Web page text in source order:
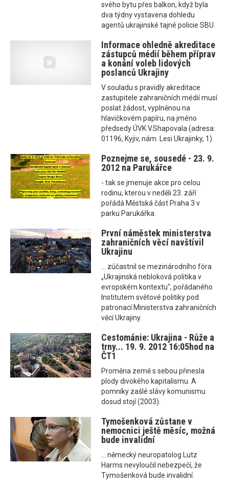
svého bytu přes balkon, když byla
dva týdny vystavena dohledu
agentů ukrajinské tajné policie SBU.
Informace ohledně akreditace
zástupců médií během příprav
a konání voleb lidových
poslanců Ukrajiny
V souladu s pravidly akreditace
zastupitele zahraničních médií musí
poslat žádost, vyplněnou na
hlavičkovém papíru, na jméno
předsedy ÚVK V.Shapovala (adresa:
01196, Kyjiv, nám. Lesi Ukrajinky, 1).
Poznejme se, sousedé - 23. 9.
2012 na Parukářce
- tak se jmenuje akce pro celou
rodinu, kterou v neděli 23. září
pořádá Městská část Praha 3 v
parku Parukářka.
První náměstek ministerstva
zahraničních věcí navštívil
Ukrajinu
... zúčastnil se mezinárodního fóra
„Ukrajinská nebloková politika v
evropském kontextu", pořádaného
Institutem světové politiky pod
patronací Ministerstva zahraničních
věcí Ukrajiny.
Cestománie: Ukrajina - Růže a
trny... 19. 9. 2012 16:05hod na
ČT1
Proměna země s sebou přinesla
plody divokého kapitalismu. A
pomníky zašlé slávy komunismu
dosud stojí (2003).
Tymošenková zůstane v
nemocnici ještě měsíc, možná
bude invalidní
... německý neuropatolog Lutz
Harms nevyloučil nebezpečí, že
Tymošenková bude invalidní.